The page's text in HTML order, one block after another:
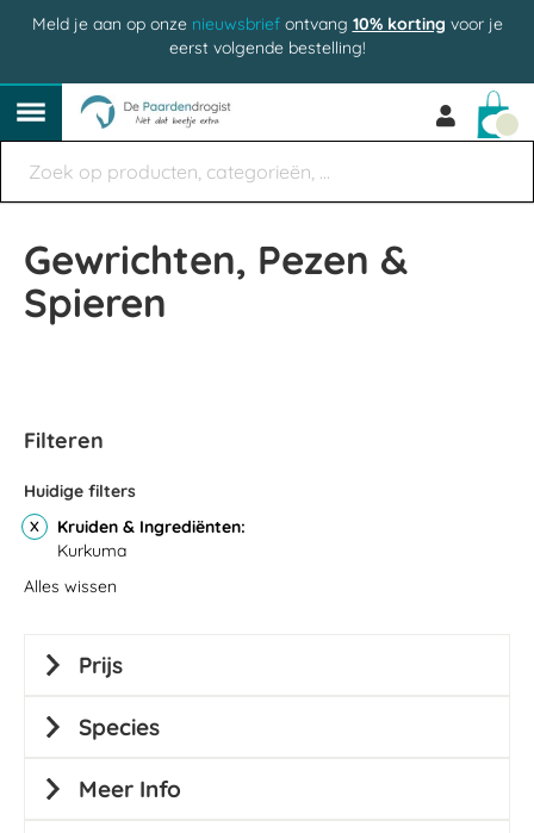
Meld je aan op onze nieuwsbriefontvang 10% korting voor je
eerst volgende bestelling!
Gewrichten, Pezen &
Spieren
Filteren
Huidige filters
Kruiden & Ingrediënten
Kurkuma
Alles wissen
Prijs
Species
Meer Info